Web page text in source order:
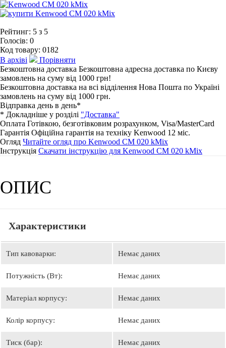
Рейтинг: 5 з 5
Голосів: 0
Код товару: 0182
В архіві
Порівняти
Безкоштовна доставка Безкоштовна адресна доставка по Києву
замовлень на суму від 1000 грн!
Безкоштовна доставка на всі відділення Нова Пошта по Україні
замовлень на суму від 1000 грн.
Відправка день в день*
* Докладніше у розділі "Доставка"
Оплата Готівкою, безготівковим розрахунком, Visa/MasterCard
Гарантія Офіційна гарантія на техніку Kenwood 12 мiс.
Огляд Читайте огляд про Kenwood CM 020 kMix
Інструкція Скачати інструкцію для Kenwood CM 020 kMix
ОПИС
Характеристики
Тип кавоварки: Немає даних
Потужність (Вт): Немає даних
Матеріал корпусу: Немає даних
Колір корпусу: Немає даних
Тиск (бар): Немає даних